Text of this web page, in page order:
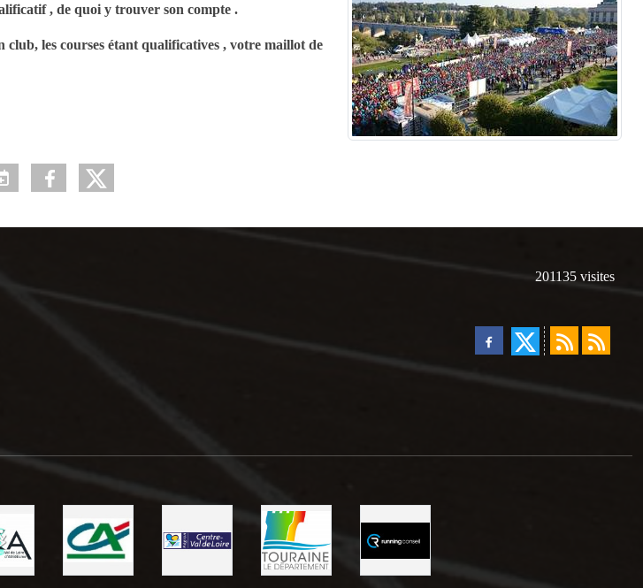
, de quoi y trouver son compte .
club, les courses étant qualificatives , votre maillot de
201135 visites